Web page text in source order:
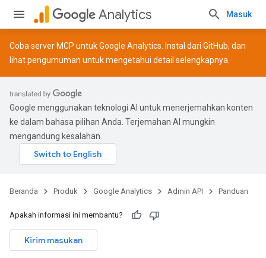
Analytics Masuk
Coba server MCP untuk Google Analytics. Instal dari GitHub, dan
lihatpengumuman untuk mengetahui detail selengkapnya.
Google menggunakan teknologi AI untuk menerjemahkan konten
ke dalam bahasa pilihan Anda. Terjemahan AI mungkin
mengandung kesalahan.
Beranda Produk Google Analytics Admin API Panduan
Apakah informasi ini membantu?
Kirim masukan